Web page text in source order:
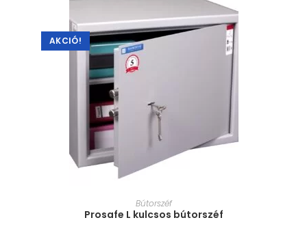
AKCIÓ!
MÉRET VÁLASZTÁSA
Bútorszéf
Prosafe L kulcsos bútorszéf